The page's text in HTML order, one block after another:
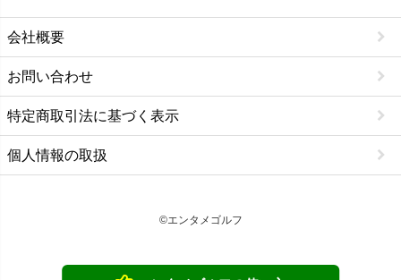
会社概要
お問い合わせ
特定商取引法に基づく表示
個人情報の取扱
©エンタメゴルフ